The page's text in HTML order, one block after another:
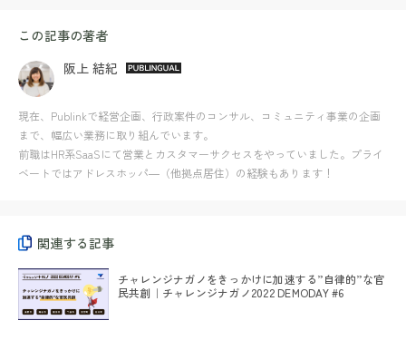
この記事の著者
阪上 結紀
現在、Publinkで経営企画、行政案件のコンサル、コミュニティ事業の企画
まで、幅広い業務に取り組んでいます。
前職はHR系SaaSにて営業とカスタマーサクセスをやっていました。プライ
ベートではアドレスホッパ―（他拠点居住）の経験もあります！
関連する記事
チャレンジナガノをきっかけに加速する”自律的”な官
民共創｜チャレンジナガノ2022 DEMODAY #6